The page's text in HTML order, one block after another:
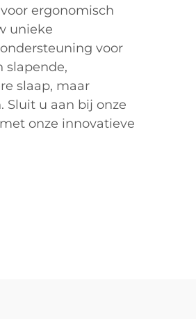
ergonomisch
unieke
voor
slapende,
slaap, maar
Sluit u aan bij onze
met onze innovatieve